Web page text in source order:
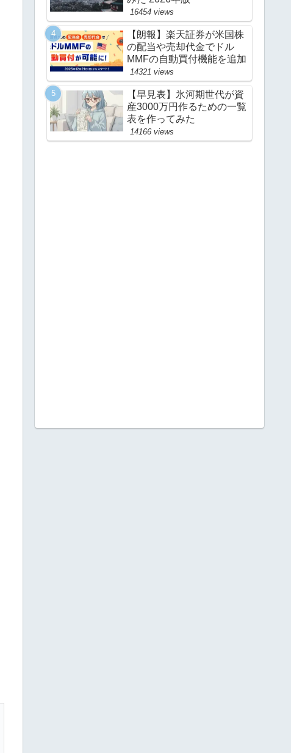
16454 views
【朗報】楽天証券が米国株
の配当や売却代金でドル
MMFの自動買付機能を追加
14321 views
【早見表】氷河期世代が資
産3000万円作るための一覧
表を作ってみた
14166 views